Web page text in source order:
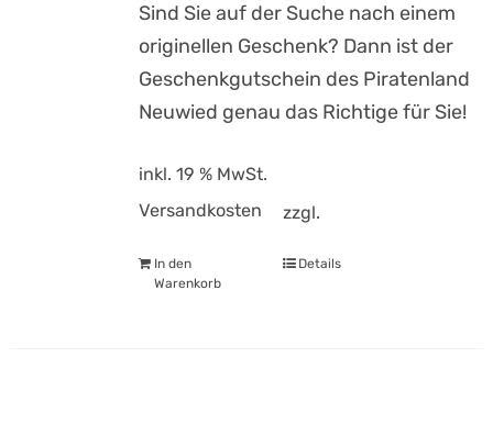
Sind Sie auf der Suche nach einem
originellen Geschenk? Dann ist der
Geschenkgutschein des Piratenland
Neuwied genau das Richtige für Sie!
inkl. 19 % MwSt.
zzgl.
Versandkosten
In den
Warenkorb
Details